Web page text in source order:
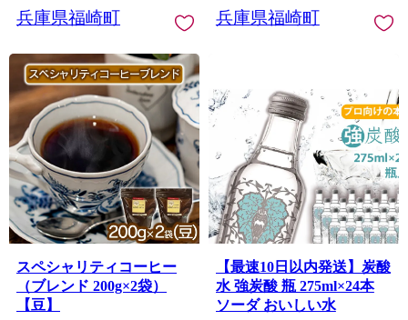
兵庫県福崎町
兵庫県福崎町
スペシャリティコーヒー
（ブレンド 200g×2袋）
【豆】
【最速10日以内発送】炭酸
水 強炭酸 瓶 275ml×24本
ソーダ おいしい水